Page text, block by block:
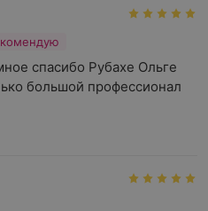
спасибо Рубахе Ольге
большой профессионал